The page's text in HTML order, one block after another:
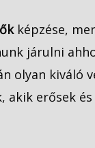
képzése,
járulni
olyan kiváló
akik erősek és